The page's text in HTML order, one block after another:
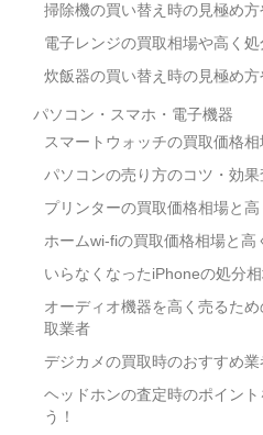
掃除機の買い替え時の見極め
電子レンジの買取相場や高く
炊飯器の買い替え時の見極め
パソコン・スマホ・電子機器
スマートウォッチの買取価格
パソコンの売り方のコツ・効
プリンターの買取価格相場と
ホームwi-fiの買取価格相場と高
いらなくなったiPhoneの処分
オーディオ機器を高く売るた
取業者
デジカメの買取時のおすすめ
ヘッドホンの査定時のポイン
う！